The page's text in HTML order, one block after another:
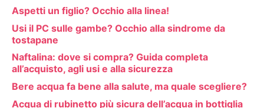
Aspetti un figlio? Occhio alla linea!
Usi il PC sulle gambe? Occhio alla sindrome da
tostapane
Naftalina: dove si compra? Guida completa
all’acquisto, agli usi e alla sicurezza
Bere acqua fa bene alla salute, ma quale scegliere?
Acqua di rubinetto più sicura dell’acqua in bottiglia